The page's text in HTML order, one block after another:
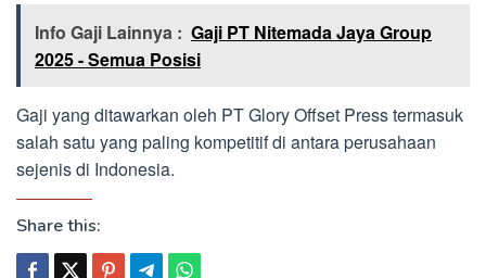
Info Gaji Lainnya : Gaji PT Nitemada Jaya Group
2025 - Semua Posisi
Gaji yang ditawarkan oleh PT Glory Offset Press termasuk
salah satu yang paling kompetitif di antara perusahaan
sejenis di Indonesia.
Share this: